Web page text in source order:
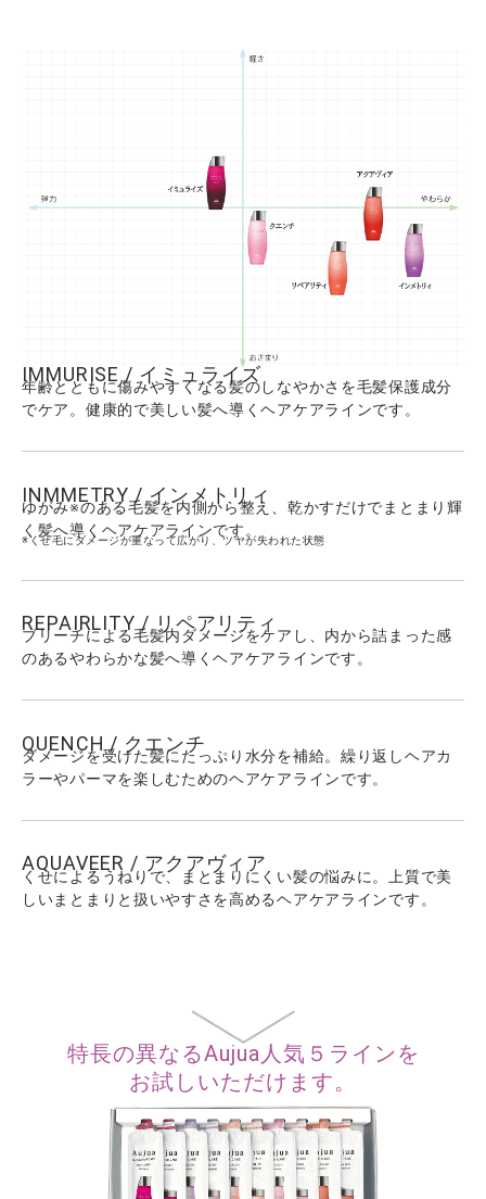
IMMURISE / イミュライズ
年齢とともに傷みやすくなる髪のしなやかさを毛髪保護成分
でケア。健康的で美しい髪へ導くヘアケアラインです。
INMMETRY / インメトリィ
ゆがみ※のある毛髪を内側から整え、乾かすだけでまとまり輝
く髪へ導くヘアケアラインです。
※くせ毛にダメージが重なって広がり、ツヤが失われた状態
REPAIRLITY / リペアリティ
ブリーチによる毛髪内ダメージをケアし、内から詰まった感
のあるやわらかな髪へ導くヘアケアラインです。
QUENCH / クエンチ
ダメージを受けた髪にたっぷり水分を補給。繰り返しヘアカ
ラーやパーマを楽しむためのヘアケアラインです。
AQUAVEER / アクアヴィア
くせによるうねりで、まとまりにくい髪の悩みに。上質で美
しいまとまりと扱いやすさを高めるヘアケアラインです。
特長の異なるAujua人気５ラインを
お試しいただけます。